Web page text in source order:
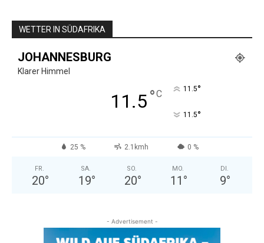
WETTER IN SÜDAFRIKA
JOHANNESBURG
Klarer Himmel
11.5°C 11.5°
11.5°
25 % 2.1kmh 0 %
FR.
20°
SA.
19°
SO.
20°
MO.
11 °
DI.
9°
- Advertisement -